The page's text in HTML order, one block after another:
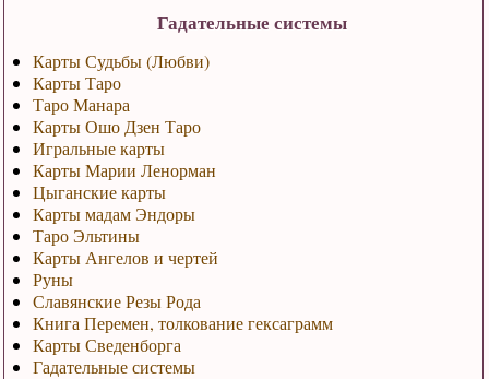
Гадательные системы
Карты Судьбы (Любви)
Карты Таро
Таро Манара
Карты Ошо Дзен Таро
Игральные карты
Карты Марии Ленорман
Цыганские карты
Карты мадам Эндоры
Таро Эльтины
Карты Ангелов и чертей
Руны
Славянские Резы Рода
Книга Перемен, толкование гексаграмм
Карты Сведенборга
Гадательные системы